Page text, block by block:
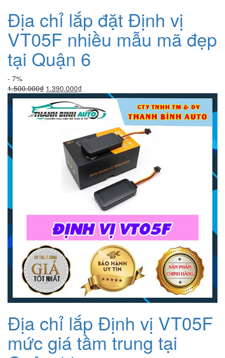
Địa chỉ lắp đặt Định vị
VT05F nhiều mẫu mã đẹp
tại Quận 6
- 7%
1.500.000₫ Giá
gốc
là:
1.500.000₫.
1.390.000₫Giá
hiện
tại
là:
1.390.000₫.
Địa chỉ lắp Định vị VT05F
mức giá tầm trung tại